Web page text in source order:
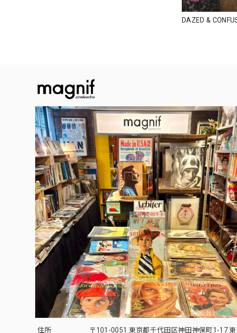
DAZED &
住所 〒101-0051 東京都千代田区神田神保町1-17